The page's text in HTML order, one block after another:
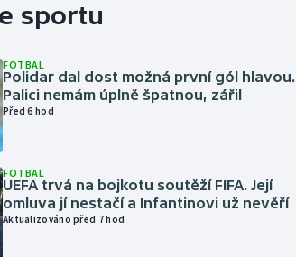
sportu
FOTBAL
Polidar dal dost možná první gól hlavou.
Palici nemám úplně špatnou, zářil
Před 6 hod
FOTBAL
UEFA trvá na bojkotu soutěží FIFA. Její
omluva jí nestačí a Infantinovi už nevěří
Aktualizováno před 7 hod